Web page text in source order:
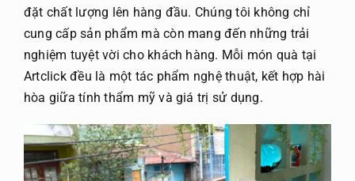
đặt chất lượng lên hàng đầu. Chúng tôi không chỉ
cung cấp sản phẩm mà còn mang đến những trải
nghiệm tuyệt vời cho khách hàng. Mỗi món quà tại
Artclick đều là một tác phẩm nghệ thuật, kết hợp hài
hòa giữa tính thẩm mỹ và giá trị sử dụng.